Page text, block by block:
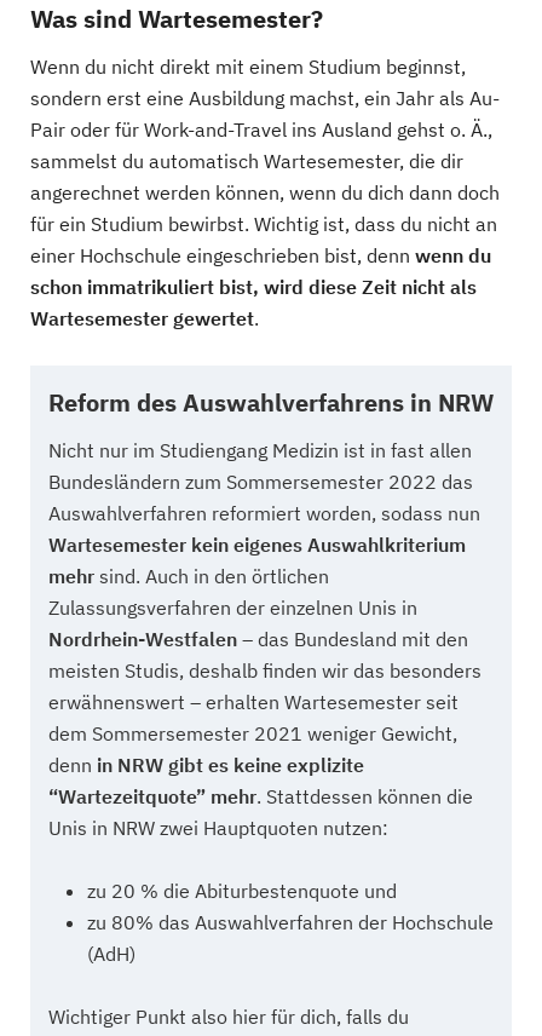
Was sind Wartesemester?
Wenn du nicht direkt mit einem Studium beginnst,
sondern erst eine Ausbildung machst, ein Jahr als Au-
Pair oder für Work-and-Travel ins Ausland gehst o. Ä.,
sammelst du automatisch Wartesemester, die dir
angerechnet werden können, wenn du dich dann doch
für ein Studium bewirbst. Wichtig ist, dass du nicht an
einer Hochschule eingeschrieben bist, denn wenn du
schon immatrikuliert bist, wird diese Zeit nicht als
Wartesemester gewertet.
Reform des Auswahlverfahrens in NRW
Nicht nur im Studiengang Medizin ist in fast allen
Bundesländern zum Sommersemester 2022 das
Auswahlverfahren reformiert worden, sodass nun
Wartesemester kein eigenes Auswahlkriterium
mehr sind. Auch in den örtlichen
Zulassungsverfahren der einzelnen Unis in
Nordrhein-Westfalen – das Bundesland mit den
meisten Studis, deshalb finden wir das besonders
erwähnenswert – erhalten Wartesemester seit
dem Sommersemester 2021 weniger Gewicht,
denn in NRW gibt es keine explizite
“Wartezeitquote” mehr. Stattdessen können die
Unis in NRW zwei Hauptquoten nutzen:
zu 20 % die Abiturbestenquote und
zu 80% das Auswahlverfahren der Hochschule
(AdH)
Wichtiger Punkt also hier für dich, falls du